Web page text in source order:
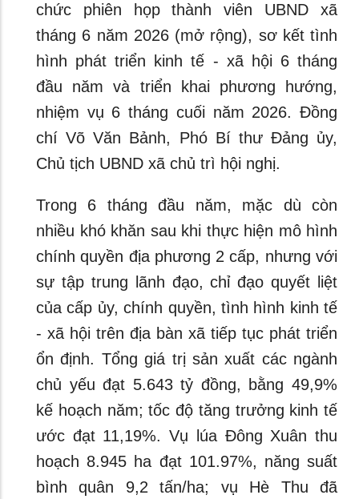
chức phiên họp thành viên UBND xã
tháng 6 năm 2026 (mở rộng), sơ kết tình
hình phát triển kinh tế - xã hội 6 tháng
đầu năm và triển khai phương hướng,
nhiệm vụ 6 tháng cuối năm 2026. Đồng
chí Võ Văn Bảnh, Phó Bí thư Đảng ủy,
Chủ tịch UBND xã chủ trì hội nghị.
Trong 6 tháng đầu năm, mặc dù còn
nhiều khó khăn sau khi thực hiện mô hình
chính quyền địa phương 2 cấp, nhưng với
sự tập trung lãnh đạo, chỉ đạo quyết liệt
của cấp ủy, chính quyền, tình hình kinh tế
- xã hội trên địa bàn xã tiếp tục phát triển
ổn định. Tổng giá trị sản xuất các ngành
chủ yếu đạt 5.643 tỷ đồng, bằng 49,9%
kế hoạch năm; tốc độ tăng trưởng kinh tế
ước đạt 11,19%. Vụ lúa Đông Xuân thu
hoạch 8.945 ha đạt 101.97%, năng suất
bình quân 9,2 tấn/ha; vụ Hè Thu đã